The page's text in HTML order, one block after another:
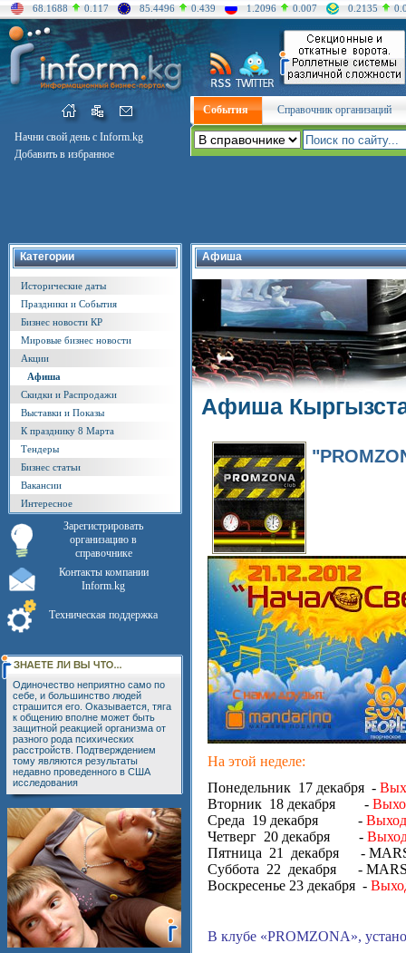
68.1688 0.117 85.4496 0.439 1.2096 0.007 0.2135
Начни свой день с Inform.kg
Добавить в избранное
События Справочник организаций
Категории
Исторические даты
Праздники и События
Бизнес новости КР
Мировые бизнес новости
Акции
Афиша
Скидки и Распродажи
Выставки и Показы
К празднику 8 Марта
Тендеры
Бизнес статьи
Вакансии
Интересное
Зарегистрировать
организацию в
справочнике
Контакты компании
Inform.kg
Техническая поддержка
Одиночество неприятно само по
себе, и большинство людей
страшится его. Оказывается, тяга
к общению вполне может быть
защитной реакцией организма от
разного рода психических
расстройств. Подтверждением
тому являются результаты
недавно проведенного в США
исследования
Афиша
Афиша
На этой неделе:
Понедельник 17 декабря -
Вторник 18 декабря -
Среда 19 декабря -
Четверг 20 декабря -
Пятница 21 декабря -
Суббота 22 декабря -
Воскресенье 23 декабря -
В клубе «PROMZONA»,